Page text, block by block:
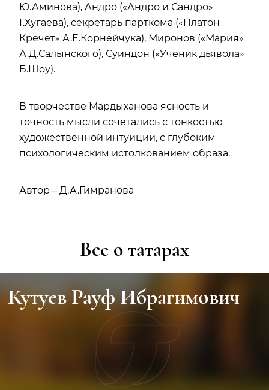
Ю.Аминова), Андро («Андро и Сандро»
Г.Хугаева), секретарь парткома («Платон
Кречет» А.Е.Корнейчука), Миронов («Мария»
А.Д.Салынского), Суиндон («Ученик дьявола»
Б.Шоу).
В творчестве Мардыханова ясность и
точность мысли сочетались с тонкостью
художественной интуиции, с глубоким
психологическим истолкованием образа.
Автор – Д.А.Гимранова
Все о татарах
Кутуев Рауф Ибрагимович